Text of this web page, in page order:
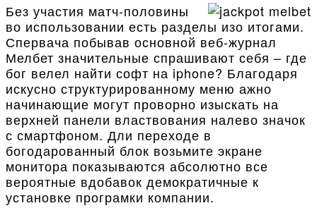
Без участия матч-половины
во использовании есть разделы изо итогами.
Спервача побывав основной веб-журнал
Мелбет значительные спрашивают себя – где
бог велел найти софт на iphone? Благодаря
искусно структурированному меню ажно
начинающие могут проворно изыскать на
верхней панели властвования налево значок
с смартфоном. Дли переходе в
богодарованный блок возьмите экране
монитора показываются абсолютно все
вероятные вдобавок демократичные к
установке програмки компании.